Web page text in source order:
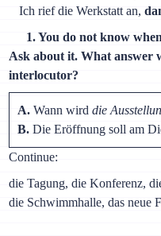
Ich rief die Werkstatt an,
1. You do not know
Ask about it. What answer
interlocutor?
A. Wann wirddie
B. Die Eröffnung soll am
Continue:
die Tagung, die Konferenz,
die Schwimmhalle, das neue